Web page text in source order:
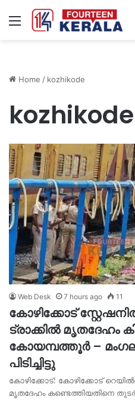
Menu
Home / kozhikode
kozhikode
Web Desk 7 hours ago 11
കോഴിക്കോട്
ട്രാക്കിൽ മൃതദേഹം
കോയമ്പത്തൂർ –
പിടിച്ചിട്ടു
കോഴിക്കോട്: കോഴിക്കോട്
മൃതദേഹം കണ്ടെത്തിയതിനെ